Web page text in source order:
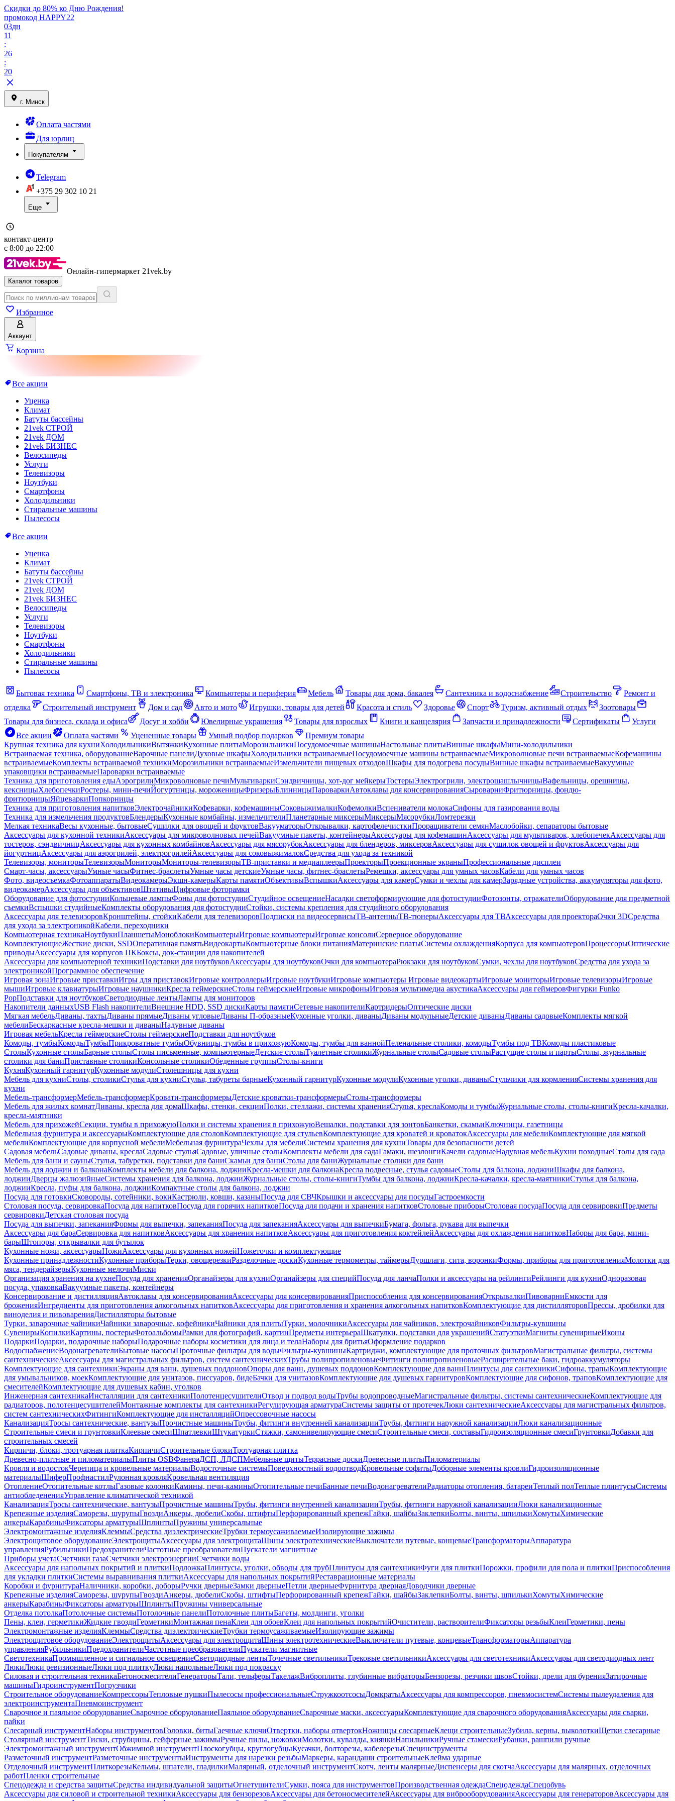
Скидки до 80% ко Дню Рождения!
промокод HAPPY22
03дн
11
:
26
:
20
г. Минск
Оплата частями
Для юрлиц
Покупателям
Telegram
+375 29 302 10 21
Еще
контакт-центр
с 8:00 до 22:00
Онлайн-гипермаркет 21vek.by
Каталог товаров
Избранное
Аккаунт
Корзина
Все акции
Уценка
Климат
Батуты бассейны
21vek СТРОЙ
21vek ДОМ
21vek БИЗНЕС
Велосипеды
Услуги
Телевизоры
Ноутбуки
Смартфоны
Холодильники
Стиральные машины
Пылесосы
Все акции
Уценка
Климат
Батуты бассейны
21vek СТРОЙ
21vek ДОМ
21vek БИЗНЕС
Велосипеды
Услуги
Телевизоры
Ноутбуки
Смартфоны
Холодильники
Стиральные машины
Пылесосы
Бытовая техника Смартфоны, ТВ и электроника Компьютеры и периферия Мебель Товары для дома, бакалея Сантехника и водоснабжение Строительство
Ремонт и
отделка
Строительный инструмент Дом и сад Авто и мото Игрушки, товары для детей Красота и стиль Здоровье Спорт Туризм, активный отдых
Зоотовары
Товары для бизнеса, склада и офиса
Досуг и хобби Ювелирные украшения Товары для взрослых Книги и канцелярия Запчасти и принадлежности Сертификаты
Услуги
Все акции
Оплата частями Уцененные товары Умный подбор подарков
Премиум товары
Крупная техника для кухниХолодильникиВытяжкиКухонные плитыМорозильникиПосудомоечные машиныНастольные плитыВинные шкафыМини-холодильники
Встраиваемая техника, оборудованиеВарочные панелиДуховые шкафыХолодильники встраиваемыеПосудомоечные машины встраиваемыеМикроволновые печи встраиваемыеКофемашины
встраиваемыеКомплекты встраиваемой техникиМорозильники встраиваемыеИзмельчители пищевых отходовШкафы для подогрева посудыВинные шкафы встраиваемыеВакуумные
упаковщики встраиваемыеПароварки встраиваемые
Техника для приготовления едыАэрогрилиМикроволновые печиМультиваркиСэндвичницы, хот-дог мейкерыТостерыЭлектрогрили, электрошашлычницыВафельницы, орешницы,
кексницыХлебопечкиРостеры, мини-печиЙогуртницы, мороженицыФризерыБлинницыПароваркиАвтоклавы для консервированияСыроварниФритюрницы, фондю-
фритюрницыЯйцеваркиПопкорницы
Техника для приготовления напитковЭлектрочайникиКофеварки, кофемашиныСоковыжималкиКофемолкиВспениватели молокаСифоны для газирования воды
Техника для измельчения продуктовБлендерыКухонные комбайны, измельчителиПланетарные миксерыМиксерыМясорубкиЛомтерезки
Мелкая техникаВесы кухонные, бытовыеСушилки для овощей и фруктовВакууматорыОткрывалки, картофелечисткиПроращиватели семянМаслобойки, сепараторы бытовые
Аксессуары для кухонной техникиАксессуары для микроволновых печейВакуумные пакеты, контейнерыАксессуары для кофемашинАксессуары для мультиварок, хлебопечекАксессуары для
тостеров, сэндвичницАксессуары для кухонных комбайновАксессуары для мясорубокАксессуары для блендеров, миксеровАксессуары для сушилок овощей и фруктовАксессуары для
йогуртницАксессуары для аэрогрилей, электрогрилейАксессуары для соковыжималокСредства для ухода за техникой
Телевизоры, мониторыТелевизорыМониторыМониторы-телевизорыТВ-приставки и медиаплеерыПроекторыПроекционные экраныПрофессиональные дисплеи
Смарт-часы, аксессуарыУмные часыФитнес-браслетыУмные часы детскиеУмные часы, фитнес-браслетыРемешки, аксессуары для умных часовКабели для умных часов
Фото, видеосъемкаФотоаппаратыВидеокамерыЭкшн-камерыКарты памятиОбъективыВспышкиАксессуары для камерСумки и чехлы для камерЗарядные устройства, аккумуляторы для фото,
видеокамерАксессуары для объективовШтативыЦифровые фоторамки
Оборудование для фотостудииКольцевые лампыФоны для фотостудииСтудийное освещениеНасадки светоформирующие для фотостудииФотозонты, отражателиОборудование для предметной
съемкиВспышки студийныеКомплекты оборудования для фотостудииСтойки, системы крепления для студийного оборудования
Аксессуары для телевизоровКронштейны, стойкиКабели для телевизоровПодписки на видеосервисыТВ-антенныТВ-тюнерыАксессуары для ТВАксессуары для проектораОчки 3DСредства
для ухода за электроникойКабели, переходники
Компьютерная техникаНоутбукиПланшетыМоноблокиКомпьютерыИгровые компьютерыИгровые консолиСерверное оборудование
КомплектующиеЖесткие диски, SSDОперативная памятьВидеокартыКомпьютерные блоки питанияМатеринские платыСистемы охлажденияКорпуса для компьютеровПроцессорыОптические
приводыАксессуары для корпусов ПКБоксы, док-станции для накопителей
Аксессуары для компьютерной техникиПодставки для ноутбуковАксессуары для ноутбуковОчки для компьютераРюкзаки для ноутбуковСумки, чехлы для ноутбуковСредства для ухода за
электроникойПрограммное обеспечение
Игровая зонаИгровые приставкиИгры для приставокИгровые контроллерыИгровые ноутбукиИгровые компьютеры Игровые видеокартыИгровые мониторыИгровые телевизорыИгровые
мышиИгровые клавиатурыИгровые наушникиКресла геймерскиеСтолы геймерскиеИгровые микрофоныИгровая мультимедиа акустикаАксессуары для геймеровФигурки Funko
PopПодставки для ноутбуковСветодиодные лентыЛампы для мониторов
Накопители данныхUSB Flash накопителиВнешние HDD, SSD дискиКарты памятиСетевые накопителиКартридерыОптические диски
Мягкая мебельДиваны, тахтыДиваны прямыеДиваны угловыеДиваны П-образныеКухонные уголки, диваныДиваны модульныеДетские диваныДиваны садовыеКомплекты мягкой
мебелиБескаркасные кресла-мешки и диваныНадувные диваны
Игровая мебельКресла геймерскиеСтолы геймерскиеПодставки для ноутбуков
Комоды, тумбыКомодыТумбыПрикроватные тумбыОбувницы, тумбы в прихожуюКомоды, тумбы для ваннойПеленальные столики, комодыТумбы под ТВКомоды пластиковые
СтолыКухонные столыБарные столыСтолы письменные, компьютерныеДетские столыТуалетные столикиЖурнальные столыСадовые столыРастущие столы и партыСтолы, журнальные
столики для баниПриставные столикиКонсольные столикиОбеденные группыСтолы-книги
КухняКухонный гарнитурКухонные модулиСтолешницы для кухни
Мебель для кухниСтолы, столикиСтулья для кухниСтулья, табуреты барныеКухонный гарнитурКухонные модулиКухонные уголки, диваныСтульчики для кормленияСистемы хранения для
кухни
Мебель-трансформерМебель-трансформерКровати-трансформерыДетские кроватки-трансформерыСтолы-трансформеры
Мебель для жилых комнатДиваны, кресла для домаШкафы, стенки, секцииПолки, стеллажи, системы храненияСтулья, креслаКомоды и тумбыЖурнальные столы, столы-книгиКресла-качалки,
кресла-маятники
Мебель для прихожейСекции, тумбы в прихожуюПолки и системы хранения в прихожуюВешалки, подставки для зонтовБанкетки, скамьиКлючницы, газетницы
Мебельная фурнитура и аксессуарыКомплектующие для столовКомплектующие для стульевКомплектующие для кроватей и кроватокАксессуары для мебелиКомплектующие для мягкой
мебелиКомплектующие для корпусной мебелиМебельная фурнитураЧехлы для мебелиСистемы хранения для кухниТовары для безопасности детей
Садовая мебельСадовые диваны, креслаСадовые стульяСадовые, уличные столыКомплекты мебели для садаГамаки, шезлонгиКачели садовыеНадувная мебельКухни походныеСтолы для сада
Мебель для бани и сауныСтулья, табуретки, подставки для баниСкамьи для баниСтолы для баниЖурнальные столики для бани
Мебель для лоджии и балконаКомплекты мебели для балкона, лоджииКресла-мешки для балконаКресла подвесные, стулья садовыеСтолы для балкона, лоджииШкафы для балкона,
лоджииДверцы жалюзийныеСистемы хранения для балкона, лоджииЖурнальные столы, столы-книгиТумбы для балкона, лоджииКресла-качалки, кресла-маятникиСтулья для балкона,
лоджииКресла, пуфы для балкона, лоджииКомпактные столы для балкона, лоджии
Посуда для готовкиСковороды, сотейники, вокиКастрюли, ковши, казаныПосуда для СВЧКрышки и аксессуары для посудыГастроемкости
Столовая посуда, сервировкаПосуда для напитковПосуда для горячих напитковПосуда для подачи и хранения напитковСтоловые приборыСтоловая посудаПосуда для сервировкиПредметы
сервировкиДетская столовая посуда
Посуда для выпечки, запеканияФормы для выпечки, запеканияПосуда для запеканияАксессуары для выпечкиБумага, фольга, рукава для выпечки
Аксессуары для бараСервировка для напитковАксессуары для хранения напитковАксессуары для приготовления коктейлейАксессуары для охлаждения напитковНаборы для бара, мини-
барыШтопоры, открывалки для бутылок
Кухонные ножи, аксессуарыНожиАксессуары для кухонных ножейНожеточки и комплектующие
Кухонные принадлежностиКухонные приборыТерки, овощерезкиРазделочные доскиКухонные термометры, таймерыДуршлаги, сита, воронкиФормы, приборы для приготовленияМолотки для
мяса, тендерайзерыКухонные мелочиМиски
Организация хранения на кухнеПосуда для храненияОрганайзеры для кухниОрганайзеры для специйПосуда для ланчаПолки и аксессуары на рейлингиРейлинги для кухниОдноразовая
посуда, упаковкаВакуумные пакеты, контейнеры
Консервирование и дистилляцияАвтоклавы для консервированияАксессуары для консервированияПриспособления для консервированияОткрывалкиПивоварниЕмкости для
броженияИнгредиенты для приготовления алкогольных напитковАксессуары для приготовления и хранения алкогольных напитковКомплектующие для дистилляторовПрессы, дробилки для
виноделия и пивоваренияДистилляторы бытовые
Турки, заварочные чайникиЧайники заварочные, кофейникиЧайники для плитыТурки, молочникиАксессуары для чайников, электрочайниковФильтры-кувшины
СувенирыКопилкиКартины, постерыФотоальбомыРамки для фотографий, картинПредметы интерьераШкатулки, подставки для украшенийСтатуэткиМагниты сувенирныеИконы
ПодаркиПодарки, подарочные наборыПодарочные наборы косметики для лица и телаНаборы для бритьяОформление подарков
ВодоснабжениеВодонагревателиБытовые насосыПроточные фильтры для водыФильтры-кувшиныКартриджи, комплектующие для проточных фильтровМагистральные фильтры, системы
сантехническиеАксессуары для магистральных фильтров, систем сантехническихТрубы полипропиленовыеФитинги полипропиленовыеРасширительные баки, гидроаккумуляторы
Комплектующие для сантехникиЭкраны для ванн, душевых поддоновОпоры для ванн, душевых поддоновКомплектующие для ваннПлинтусы для сантехникиСифоны, трапыКомплектующие
для умывальников, моекКомплектующие для унитазов, писсуаров, бидеБачки для унитазовКомплектующие для душевых гарнитуровКомплектующие для сифонов, траповКомплектующие для
смесителейКомплектующие для душевых кабин, уголков
Инженерная сантехникаИнсталляции для сантехникиПолотенцесушителиОтвод и подвод водыТрубы водопроводныеМагистральные фильтры, системы сантехническиеКомплектующие для
радиаторов, полотенцесушителейМонтажные комплекты для сантехникиРегулирующая арматураСистемы защиты от протечекЛюки сантехническиеАксессуары для магистральных фильтров,
систем сантехническихФитингиКомплектующие для инсталляцийОпрессовочные насосы
КанализацияТросы сантехнические, вантузыПрочистные машиныТрубы, фитинги внутренней канализацииТрубы, фитинги наружной канализацииЛюки канализационные
Строительные смеси и грунтовкиКлеевые смесиШпатлевкиШтукатуркиСтяжки, самонивелирующие смесиСтроительные смеси, составыГидроизоляционные смесиГрунтовкиДобавки для
строительных смесей
Кирпичи, блоки, тротуарная плиткаКирпичиСтроительные блокиТротуарная плитка
Древесно-плитные и пиломатериалыПлиты OSBФанераДСП, ЛДСПМебельные щитыТеррасные доскиДревесные плитыПиломатериалы
Кровля и водостокЧерепица и кровельные материалыВодосточные системыПоверхностный водоотводКровельные софитыДоборные элементы кровлиГидроизоляционные
материалыШиферПрофнастилРулонная кровляКровельная вентиляция
ОтоплениеОтопительные котлыГазовые колонкиКамины, печи-каминыОтопительные печиБанные печиВодонагревателиРадиаторы отопления, батареиТеплый полТеплые плинтусыСистемы
антиобледененияУправление климатической техникой
КанализацияТросы сантехнические, вантузыПрочистные машиныТрубы, фитинги внутренней канализацииТрубы, фитинги наружной канализацииЛюки канализационные
Крепежные изделияСаморезы, шурупыГвоздиАнкеры, дюбелиСкобы, штифтыПерфорированный крепежГайки, шайбыЗаклепкиБолты, винты, шпилькиХомутыХимические
анкерыКарабиныФиксаторы арматурыШплинтыПружины универсальные
Электромонтажные изделияКлеммыСредства диэлектрическиеТрубки термоусаживаемыеИзолирующие зажимы
Электрощитовое оборудованиеЭлектрощитыАксессуары для электрощитаШины электротехническиеВыключатели путевые, концевыеТрансформаторыАппаратура
управленияРубильникиПредохранителиЧастотные преобразователиПускатели магнитные
Приборы учетаСчетчики газаСчетчики электроэнергииСчетчики воды
Аксессуары для напольных покрытий и плиткиПодложкаПлинтусы, уголки, обводы для трубПлинтусы для сантехникиФуги для плиткиПорожки, профили для пола и плиткиПриспособления
для укладки плиткиСистемы выравнивания плиткиАксессуары для напольных покрытийРеставрационные материалы
Коробки и фурнитураНаличники, коробки, доборыРучки дверныеЗамки дверныеПетли дверныеФурнитура двернаяДоводчики дверные
Крепежные изделияСаморезы, шурупыГвоздиАнкеры, дюбелиСкобы, штифтыПерфорированный крепежГайки, шайбыЗаклепкиБолты, винты, шпилькиХомутыХимические
анкерыКарабиныФиксаторы арматурыШплинтыПружины универсальные
Отделка потолкаПотолочные системыПотолочные панелиПотолочные плитыБагеты, молдинги, уголки
Пены, клеи, герметикиЖидкие гвоздиГерметикиМонтажная пенаКлеи для обоевКлеи для напольных покрытийОчистители, растворителиФиксаторы резьбыКлеиГерметики, пены
Электромонтажные изделияКлеммыСредства диэлектрическиеТрубки термоусаживаемыеИзолирующие зажимы
Электрощитовое оборудованиеЭлектрощитыАксессуары для электрощитаШины электротехническиеВыключатели путевые, концевыеТрансформаторыАппаратура
управленияРубильникиПредохранителиЧастотные преобразователиПускатели магнитные
СветотехникаПромышленное и сигнальное освещениеСветодиодные лентыТочечные светильникиТрековые светильникиАксессуары для светотехникиАксессуары для светодиодных лент
ЛюкиЛюки ревизионныеЛюки под плиткуЛюки напольныеЛюки под покраску
Силовая и строительная техникаБетоносмесителиГенераторыТали, тельферыТакелажВиброплиты, глубинные вибраторыБензорезы, резчики швовСтойки, дрели для буренияЗатирочные
машиныГидроинструментПогрузчики
Строительное оборудованиеКомпрессорыТепловые пушкиПылесосы профессиональныеСтружкоотсосыДомкратыАксессуары для компрессоров, пневмосистемСистемы пылеудаления для
электроинструментаПневмоинструмент
Сварочное и паяльное оборудованиеСварочное оборудованиеПаяльное оборудованиеСварочные маски, аксессуарыКомплектующие для сварочного оборудованияАксессуары для сварки,
пайки
Слесарный инструментНаборы инструментовГоловки, битыГаечные ключиОтвертки, наборы отвертокНожницы слесарныеКлещи строительныеЗубила, керны, выколоткиЩетки слесарные
Столярный инструментТиски, струбцины, гейферные зажимыРучные пилы, ножовкиМолотки, кувалды, киянкиНапильникиРучные стамескиРубанки, рашпили ручные
Электромонтажный инструментОбжимной инструментПлоскогубцы, круглогубцыКусачки, болторезы, кабелерезыСпецинструменты
Разметочный инструментРазметочные инструментыИнструменты для нарезки резьбыМаркеры, карандаши строительныеКлейма ударные
Отделочный инструментПлиткорезыКельмы, шпатели, гладилкиМалярный, отделочный инструментСкотч, ленты малярныеДиспенсеры для скотчаАксессуары для малярных, отделочных
работПленки строительные
Спецодежда и средства защитыСредства индивидуальной защитыОгнетушителиСумки, пояса для инструментовПроизводственная одеждаСпецодеждаСпецобувь
Аксессуары для силовой и строительной техникиАксессуары для бензорезовАксессуары для бетоносмесителейАксессуары для виброоборудованияАксессуары для генераторовАксессуары для